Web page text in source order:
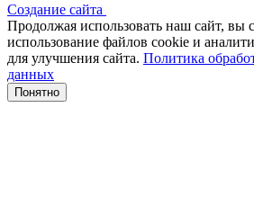
Создание сайта
Продолжая использовать наш сайт, вы
использование файлов сооkіе и
для улучшения сайта. Политика
данных
Понятно